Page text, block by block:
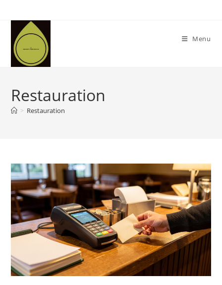
content
Menu
Restauration
> Restauration